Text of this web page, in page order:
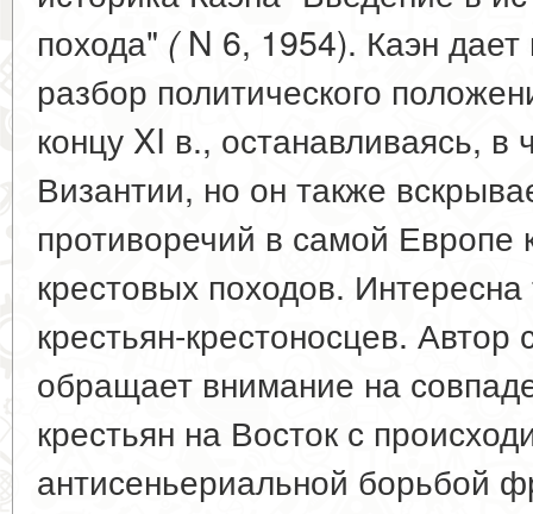
похода" (N 6, 1954). Каэн дает
разбор политического
концу XI в., останавливаясь, в
Византии, но он также
противоречий в самой Европе
крестовых походов.
крестьян-крестоносцев. Автор
обращает внимание на
крестьян на Восток с
антисеньериальной борьбой